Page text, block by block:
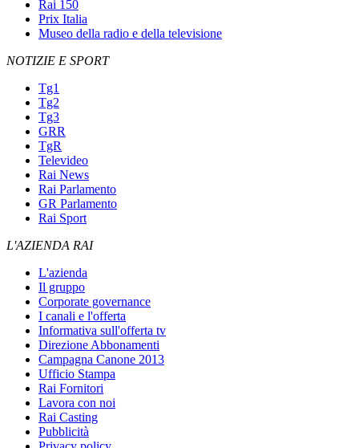
Rai 150
Prix Italia
Museo della radio e della televisione
NOTIZIE E SPORT
Tg1
Tg2
Tg3
GRR
TgR
Televideo
Rai News
Rai Parlamento
GR Parlamento
Rai Sport
L'AZIENDA RAI
L'azienda
Il gruppo
Corporate governance
I canali e l'offerta
Informativa sull'offerta tv
Direzione Abbonamenti
Campagna Canone 2013
Ufficio Stampa
Rai Fornitori
Lavora con noi
Rai Casting
Pubblicità